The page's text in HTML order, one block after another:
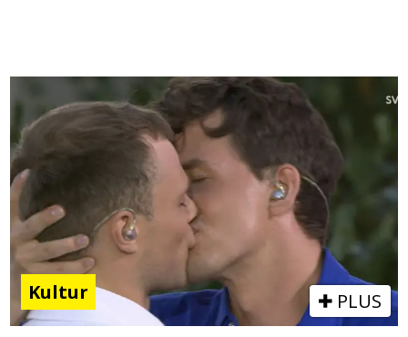
Kultur PLUS